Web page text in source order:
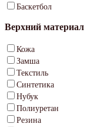
Баскетбол
Верхний материал
Кожа
Замша
Текстиль
Синтетика
Нубук
Полиуретан
Резина